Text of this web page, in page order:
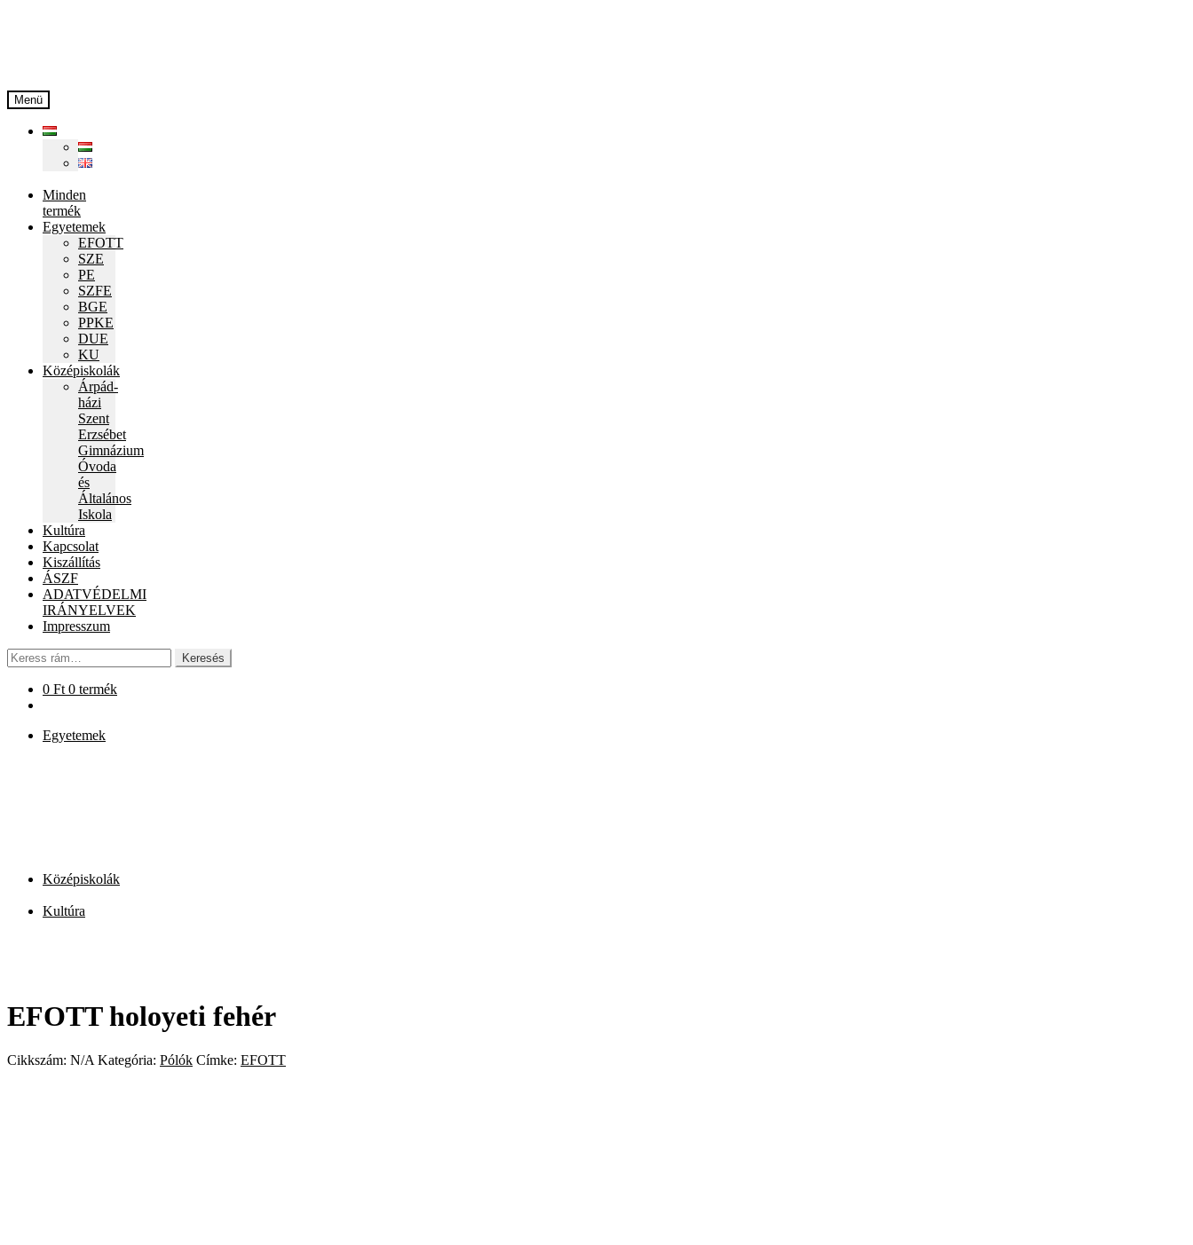
Menü
Minden
termék
Egyetemek
EFOTT
SZE
PE
SZFE
BGE
PPKE
DUE
KU
Középiskolák
Árpád-
házi
Szent
Erzsébet
Gimnázium
Óvoda
és
Általános
Iskola
Kultúra
Kapcsolat
Kiszállítás
ÁSZF
ADATVÉDELMI
IRÁNYELVEK
Impresszum
Keresés
a
következőre:
Keresés
0 Ft 0 termék
Egyetemek
Középiskolák
Kultúra
EFOTT holoyeti fehér
Cikkszám: N/A Kategória: Pólók Címke: EFOTT